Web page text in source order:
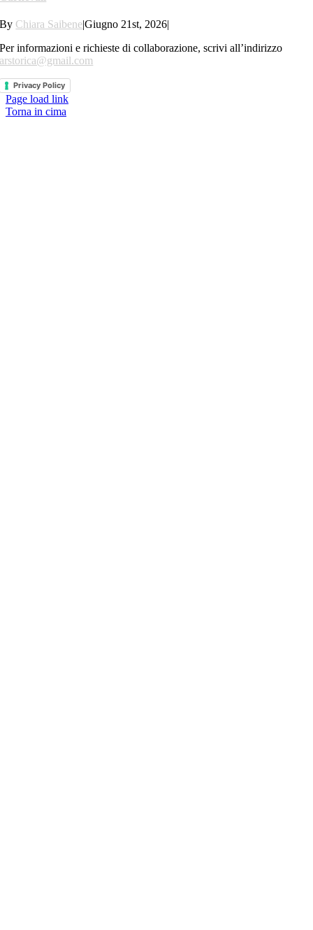
By Chiara Saibene|Giugno 21st, 2026|
Per informazioni e richieste di collaborazione, scrivi all’indirizzo
arstorica@gmail.com
Privacy Policy
Page load link
Torna in cima